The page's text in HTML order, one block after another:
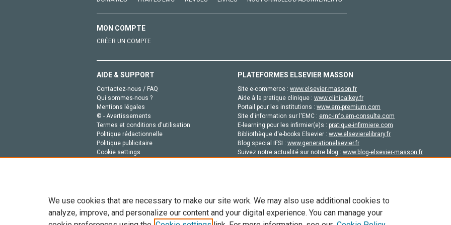
MON COMPTE
CRÉER UN COMPTE
AIDE & SUPPORT
Contactez-nous / FAQ
Qui sommes-nous ?
Mentions légales
© - Avertissements
Termes et conditions d'utilisation
Politique rédactionnelle
Politique publicitaire
Cookie settings
PLATEFORMES ELSEVIER MASSON
Site e-commerce : www.elsevier-masson.fr
Aide à la pratique clinique : www.clinicalkey.fr
Portail pour les institutions : www.em-premium.com
Site d'information sur l'EMC : emc-info.em-consulte.com
E-learning pour les infirmier(e)s : pratique-infirmiere.com
Bibliothèque d'e-books Elsevier : www.elsevierelibrary.fr
Blog special IFSI : www.generationelsevier.fr
Suivez notre actualité sur notre blog : www.blog-elsevier-masson.fr
We use cookies that are necessary to make our site work. We may also use additional cookies to
analyze, improve, and personalize our content and your digital experience. You can manage your